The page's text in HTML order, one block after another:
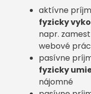
aktívne
fyzicky
napr.
webové
pasívne
fyzicky
nájomné